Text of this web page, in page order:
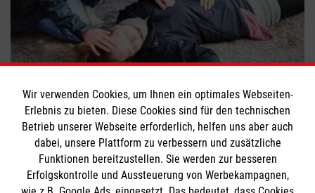
Erste Hilfe per Smartphone
Engagement #Erste Hilfe
Bewerte diesen Artikel
Wir verwenden Cookies, um Ihnen ein optimales Webseiten-
Erlebnis zu bieten. Diese Cookies sind für den technischen
Betrieb unserer Webseite erforderlich, helfen uns aber auch
dabei, unsere Plattform zu verbessern und zusätzliche
Funktionen bereitzustellen. Sie werden zur besseren
Erfolgskontrolle und Aussteuerung von Werbekampagnen,